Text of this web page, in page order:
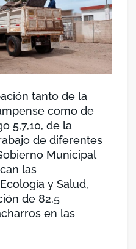
tanto de la
como de
5,7,10, de la
de diferentes
Municipal
las
y Salud,
de 82.5
en las